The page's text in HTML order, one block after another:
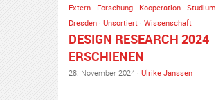
Extern · Forschung · Kooperation · Studium
Dresden · Unsortiert · Wissenschaft
DESIGN RESEARCH 2024
ERSCHIENEN
28. November 2024 · Ulrike Janssen